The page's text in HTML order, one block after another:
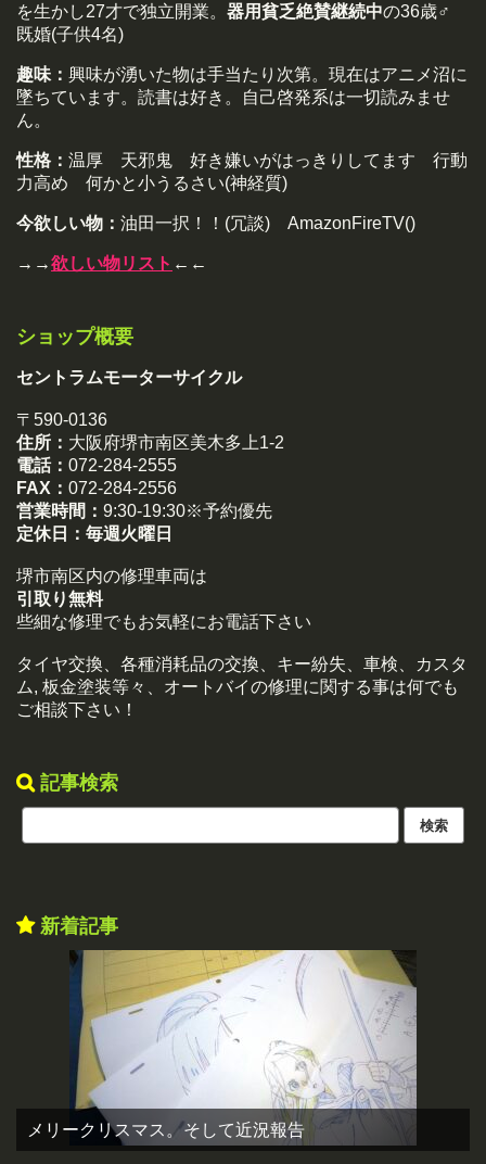
を生かし27才で独立開業。 器用貧乏絶賛継続中の36歳♂
既婚(子供4名)
趣味： 興味が湧いた物は手当たり次第。現在はアニメ沼に
墜ちています。読書は好き。自己啓発系は一切読みませ
ん。
性格： 温厚 天邪鬼 好き嫌いがはっきりしてます 行動
力高め 何かと小うるさい(神経質)
今欲しい物： 油田一択！！(冗談) AmazonFireTV()
→→欲しい物リスト ←←
ショップ概要
セントラムモーターサイクル
〒590-0136
住所： 大阪府堺市南区美木多上1-2
電話： 072-284-2555
FAX： 072-284-2556
営業時間： 9:30-19:30※予約優先
定休日： 毎週火曜日
堺市南区内の修理車両は
引取り無料
些細な修理でもお気軽にお電話下さい
タイヤ交換、各種消耗品の交換、キー紛失、車検、カスタ
ム, 板金塗装等々、オートバイの修理に関する事は何でも
ご相談下さい！
記事検索
新着記事
メリークリスマス。そして近況報告